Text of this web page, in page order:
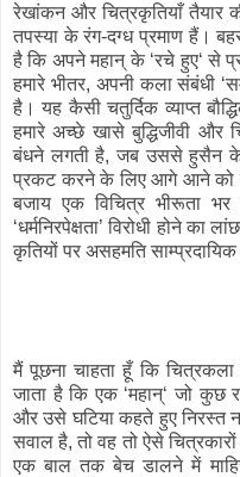
रेखांकन और चित्रकृतियाँ तैयार
तपस्या के रंग-दग्ध प्रमाण हैं।
है कि अपने महान् के ‘रचे हुए‘ से
हमारे भीतर, अपनी कला संबंधी
है। यह कैसी चतुर्दिक व्याप्त
हमारे अच्छे खासे बुद्धिजीवी और
बंधने लगती है, जब उससे हुसैन के
प्रकट करने के लिए आगे आने को
बजाय एक विचित्र भीरूता
‘धर्मनिरपेक्षता’ विरोधी होने
कृतियों पर असहमति
मैं पूछना चाहता हूँ कि
जाता है कि एक ‘महान्‘ जो कुछ
और उसे घटिया कहते हुए निरस्त
सवाल है, तो वह तो ऐसे
एक बाल तक बेच डालने में